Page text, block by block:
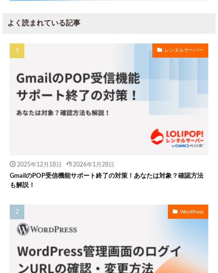
よく読まれている記事
レンタルサーバー
2025年12月18日 2026年1月28日
GmailのPOP受信機能サポート終了の対策！あなたは対象？確認方法
も解説！
WordPress